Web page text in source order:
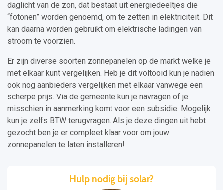
daglicht van de zon, dat bestaat uit energiedeeltjes die
“fotonen” worden genoemd, om te zetten in elektriciteit. Dit
kan daarna worden gebruikt om elektrische ladingen van
stroom te voorzien.
Er zijn diverse soorten zonnepanelen op de markt welke je
met elkaar kunt vergelijken. Heb je dit voltooid kun je nadien
ook nog aanbieders vergelijken met elkaar vanwege een
scherpe prijs. Via de gemeente kun je navragen of je
misschien in aanmerking komt voor een subsidie. Mogelijk
kun je zelfs BTW terugvragen. Als je deze dingen uit hebt
gezocht ben je er compleet klaar voor om jouw
zonnepanelen te laten installeren!
Hulp nodig bij solar?